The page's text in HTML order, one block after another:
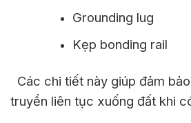
Grounding lug
Kẹp bonding rail
Các chi tiết này giúp đảm
truyền liên tục xuống đất khi